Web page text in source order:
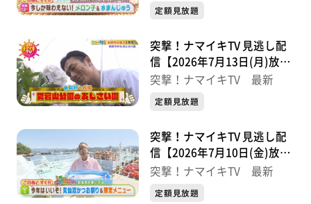
定額見放題
突撃！ナマイキTV 見逃し配
信【2026年7月13日(月)放送
分】
突撃！ナマイキTV 最新
定額見放題
突撃！ナマイキTV 見逃し配
信【2026年7月10日(金)放送
分】
突撃！ナマイキTV 最新
定額見放題